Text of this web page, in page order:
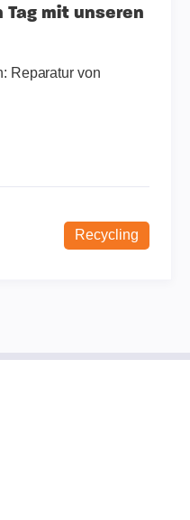
Tag mit unseren
Reparatur von
Recycling